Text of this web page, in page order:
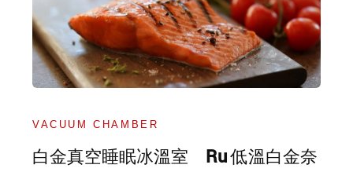
VACUUM CHAMBER
白金真空睡眠冰溫室 Ru 低溫白金奈